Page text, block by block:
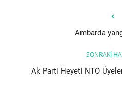
Ambarda
SONRAKI
Ak Parti Heyeti NTO